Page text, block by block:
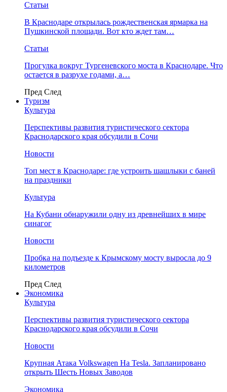
Статьи
В Краснодаре открылась рождественская ярмарка на
Пушкинской площади. Вот кто ждет там…
Статьи
Прогулка вокруг Тургеневского моста в Краснодаре. Что
остается в разрухе годами, а…
Пред След
Туризм
Культура
Перспективы развития туристического сектора
Краснодарского края обсудили в Сочи
Новости
Топ мест в Краснодаре: где устроить шашлыки с баней
на праздники
Культура
На Кубани обнаружили одну из древнейших в мире
синагог
Новости
Пробка на подъезде к Крымскому мосту выросла до 9
километров
Пред След
Экономика
Культура
Перспективы развития туристического сектора
Краснодарского края обсудили в Сочи
Новости
Крупная Атака Volkswagen На Tesla. Запланировано
открыть Шесть Новых Заводов
Экономика